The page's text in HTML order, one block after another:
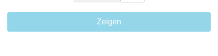
Zeigen